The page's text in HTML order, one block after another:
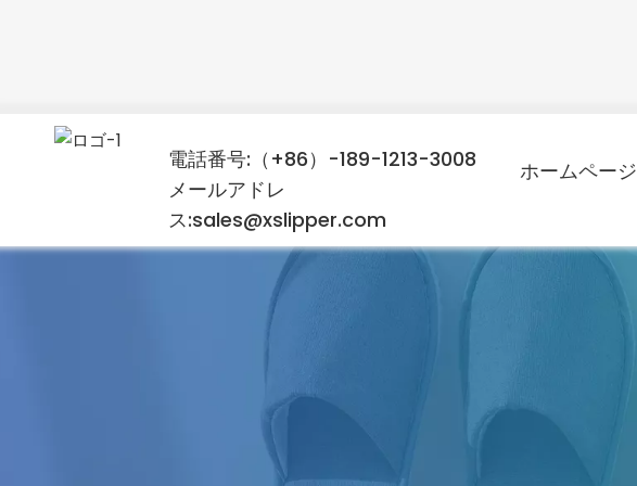
電話番号:（+86）-189-1213-3008
メールアドレ
ス:sales@xslipper.com
ホームページ